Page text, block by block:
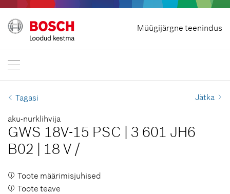
Müügijärgne teenindus
Lepingust taganeda
Bosch Professional
Kontakteeru
EN | English
Tagasi Jätka
aku-nurklihvija
GWS 18V-15 PSC
3 601 JH6
B02
18 V /
Toote määrimisjuhised
Toote teave